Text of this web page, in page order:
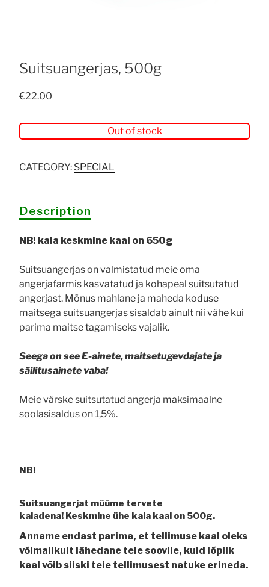
Suitsuangerjas, 500g
€22.00
Out of stock
CATEGORY: SPECIAL
Description
NB! kala keskmine kaal on 650g
Suitsuangerjas on valmistatud meie oma
angerjafarmis kasvatatud ja kohapeal suitsutatud
angerjast. Mõnus mahlane ja maheda koduse
maitsega suitsuangerjas sisaldab ainult nii vähe kui
parima maitse tagamiseks vajalik.
Seega on see E-ainete, maitsetugevdajate ja
säilitusainete vaba!
Meie värske suitsutatud angerja maksimaalne
soolasisaldus on 1,5%.
NB!
Suitsuangerjat müüme tervete
kaladena! Keskmine ühe kala kaal on 500g.
Anname endast parima, et tellimuse kaal oleks
võimalikult lähedane teie soovile, kuid lõplik
kaal võib siiski teie tellimusest natuke erineda.